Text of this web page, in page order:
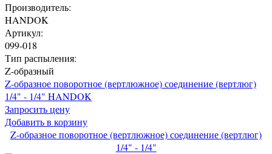
Производитель:
HANDOK
Артикул:
099-018
Тип распыления:
Z-образный
Z-образное поворотное (вертлюжное) соединение (вертлюг)
1/4" - 1/4" HANDOK
Запросить цену
Добавить в корзину
Z-образное поворотное (вертлюжное) соединение (вертлюг)
1/4" - 1/4"